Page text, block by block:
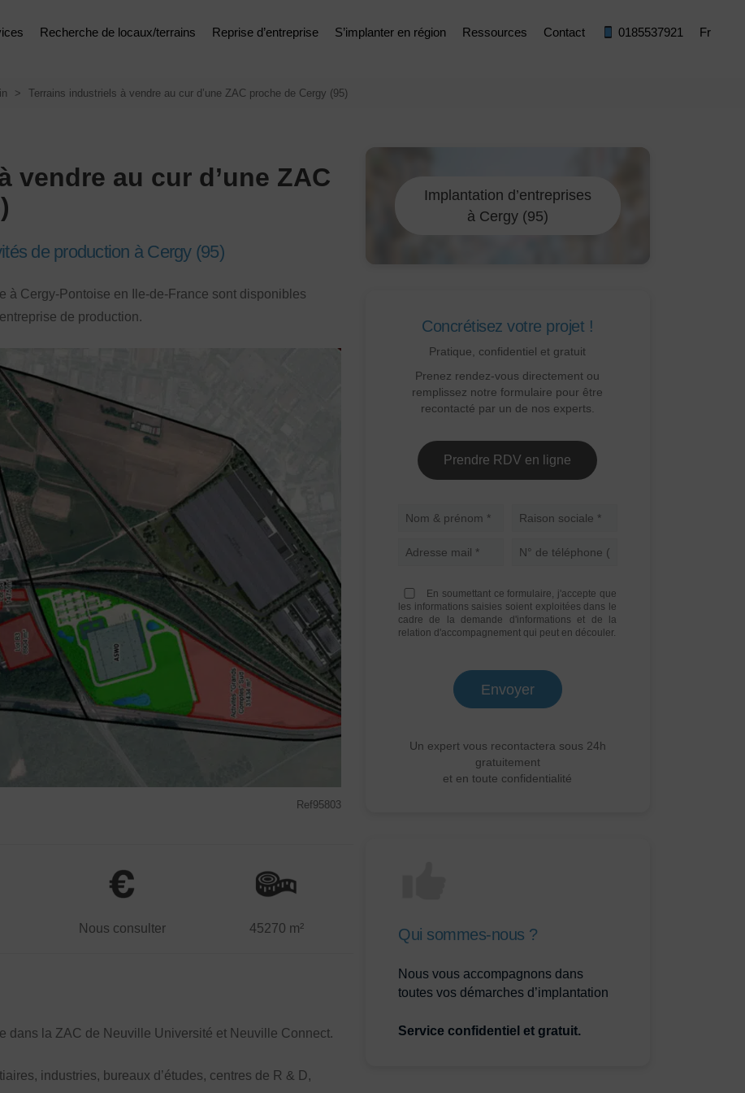
Recherche de locaux/terrains Reprise d’entreprise S’implanter en région Ressources Contact 0185537921 Fr
Terrains industriels à vendre au cur d’une ZAC proche de Cergy (95)
au cur d’une ZAC
de production à Cergy (95)
à Cergy-Pontoise en Ile-de-France sont disponibles
de production.
Ref95803
Nous consulter 45270 m²
dans la ZAC de Neuville Université et Neuville Connect.
industries, bureaux d’études, centres de R & D,
Implantation d’entreprises
à Cergy (95)
Concrétisez votre projet !
Pratique, confidentiel et gratuit
Prenez rendez-vous directement ou
remplissez notre formulaire pour être
recontacté par un de nos experts.
Prendre RDV en ligne
Nom
En soumettant ce formulaire, j'accepte que
les informations saisies soient exploitées dans le
cadre de la demande d'informations et de la
relation d'accompagnement qui peut en découler.
Un expert vous recontactera sous 24h
gratuitement
et en toute confidentialité
Qui sommes-nous ?
Nous vous accompagnons dans
toutes vos démarches d’implantation
Service confidentiel et gratuit.